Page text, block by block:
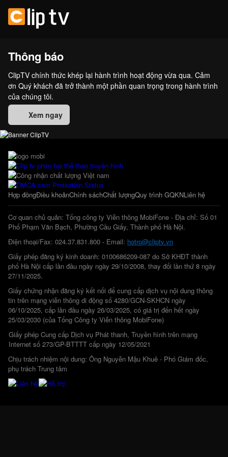
Thông báo
ClipTV chính thức khép lại hành trình hoạt động vừa qua. Cảm
ơn Quý khách đã trở thành một phần quan trọng trong hành trình
của chúng tôi.
Xem ngay
Hợp đồngĐiều khoảnChính sáchChất lượngQuy trình GQKNLiên hệ
Cơ quan chủ quản: Tổng công ty Viễn thông MobiFone - Địa chỉ: Số 01
Phố Phạm Văn Bạch, Phường Cầu Giấy, Thành phố Hà Nội.
Điện thoại/Fax: 024.37.831.800 - Email: hotro@cliptv.vn
Giấy phép đăng ký kinh doanh: 0100686209-087 do Sở KHĐT thành
phố Hà Nội cấp lần đầu ngày ngày 29/10/2008, thay đổi lần thứ 8 ngày
27/11/2025.
Giấy chứng nhận đăng ký kết nối để cung cấp dịch vụ nội dung thông
tin trên mạng viễn thông di động số 4280/GCN-SKHCN ngày
06/10/2025, cấp lần đầu ngày 26/03/2025, có giá trị đến hết ngày
25/03/2030 (của Tổng Công ty Viễn thông MobiFone)
Giấy phép Cung cấp Dịch vụ Phát thanh, Truyền hình trên mạng
Internet số 273/GP-BTTTT cấp ngày 12/05/2021
Chịu trách nhiệm nội dung: Ông Nguyễn Mậu Khuê - Phó Giám đốc,
phụ trách Trung tâm